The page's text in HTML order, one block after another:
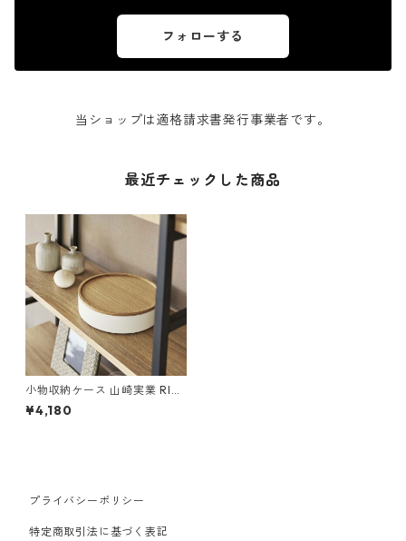
フォローする
当ショップは適格請求書発行事業者です。
最近チェックした商品
小物収納ケース 山崎実業 RIN
リン 蓋付き収納ケース ラウン
ド ナチュラル
¥4,180
プライバシーポリシー
特定商取引法に基づく表記